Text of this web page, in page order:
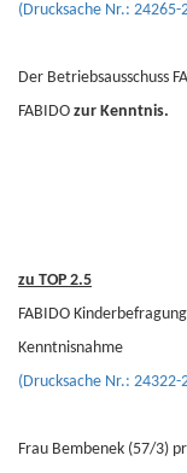
(Drucksache Nr.: 24265-
Der Betriebsausschuss
FABIDO zur Kenntnis.
zu TOP 2.5
FABIDO
Kenntnisnahme
(Drucksache Nr.: 24322-
Frau Bembenek (57/3)